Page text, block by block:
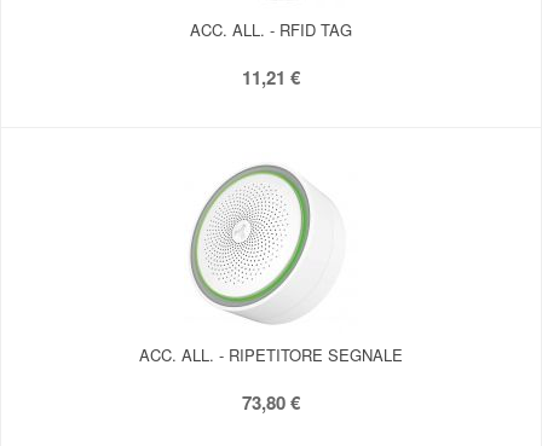
ACC. ALL. - RFID TAG
11,21 €
ACC. ALL. - RIPETITORE SEGNALE
73,80 €